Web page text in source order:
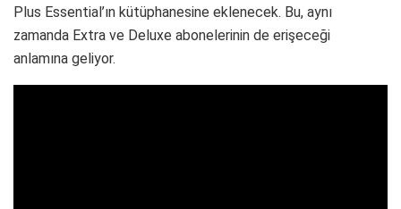
Plus Essential’ın kütüphanesine eklenecek. Bu, aynı
zamanda Extra ve Deluxe abonelerinin de erişeceği
anlamına geliyor.